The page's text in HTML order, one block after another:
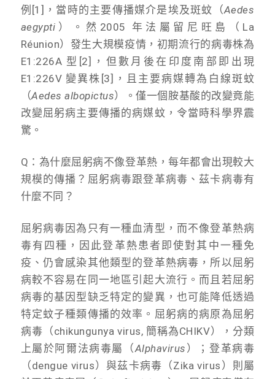
例[1]，當時的主要傳播媒介是埃及斑蚊（Aedes
aegypti ）。然2005 年法屬留尼旺島（La
Réunion）發生大規模疫情，初期流行的病毒株為
E1:226A 型[2]，但數月後在印度南部即出現
E1:226V 變異株[3]，且主要病媒轉為白線斑蚊
（Aedes albopictus）。僅一個胺基酸的改變竟能
改變屈躬病主要傳播的病媒蚊，令當時科學界震
驚。
Q：為什麼屈躬病不像登革熱，每年都會出現較大
規模的傳播？屈躬病毒跟登革病毒、茲卡病毒有
什麼不同？
屈躬病毒因為只有一種血清型，而不像登革熱病
毒有四種，因此登革熱患者即使對其中一種免
疫、仍會感染其他類型的登革熱病毒，所以屈躬
病較不容易在同一地區引起大流行。而且若屈躬
病毒的基因型缺乏特定的變異，也可能降低透過
特定蚊子種類傳播的效率。屈躬病的病原為屈躬
病毒（chikungunya virus, 簡稱為CHIKV），分類
上屬於阿爾法病毒屬（Alphavirus ）；登革病毒
（dengue virus）與茲卡病毒（Zika virus）則屬